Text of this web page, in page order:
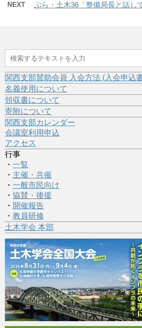
NEXT ぶら・土木36「整備局長と話し
関西支部賛助会員 入会方法 (入会申込
名義使用について
領収書について
寄附について
関西支部カレンダー
会議室利用申込
アクセス
行事
・ 一覧
・ 主催・共催
・ 一般市民向け
・ 協賛・後援
・ 開催報告
・ 教員研修
土木学会 本部